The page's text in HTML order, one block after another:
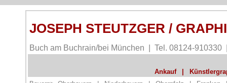
JOSEPH STEUTZGER /
Buch am Buchrain/bei München | Tel. 08124-
Ankauf